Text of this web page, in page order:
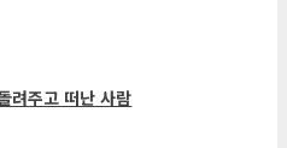
주고 떠난 사람